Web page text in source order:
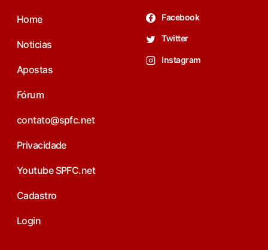
Home
Noticias
Apostas
Fórum
contato@spfc.net
Privacidade
Youtube SPFC.net
Cadastro
Login
Facebook
Twitter
Instagram